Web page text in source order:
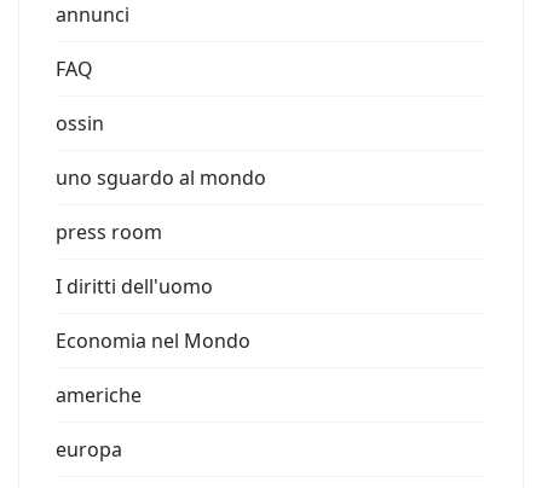
annunci
FAQ
ossin
uno sguardo al mondo
press room
I diritti dell'uomo
Economia nel Mondo
americhe
europa